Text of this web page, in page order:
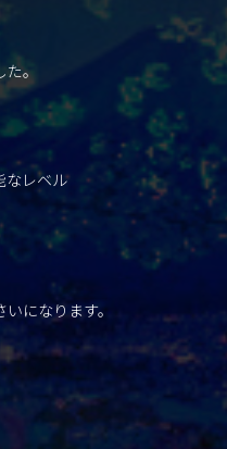
。
レベル
になります。